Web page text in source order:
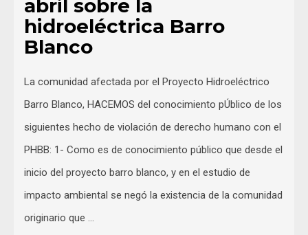
abril sobre la
hidroeléctrica Barro
Blanco
La comunidad afectada por el Proyecto Hidroeléctrico
Barro Blanco, HACEMOS del conocimiento pÚblico de los
siguientes hecho de violación de derecho humano con el
PHBB: 1- Como es de conocimiento público que desde el
inicio del proyecto barro blanco, y en el estudio de
impacto ambiental se negó la existencia de la comunidad
originario que …